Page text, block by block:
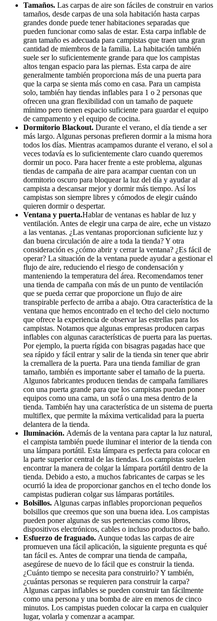
Tamaños. Las carpas de aire son fáciles de construir en varios
tamaños, desde carpas de una sola habitación hasta carpas
grandes donde puede tener habitaciones separadas que
pueden funcionar como salas de estar. Esta carpa inflable de
gran tamaño es adecuada para campistas que traen una gran
cantidad de miembros de la familia. La habitación también
suele ser lo suficientemente grande para que los campistas
altos tengan espacio para las piernas. Esta carpa de aire
generalmente también proporciona más de una puerta para
que la carpa se sienta más como en casa. Para un campista
solo, también hay tiendas inflables para 1 o 2 personas que
ofrecen una gran flexibilidad con un tamaño de paquete
mínimo pero tienen espacio suficiente para guardar el equipo
de campamento y el equipo de cocina.
Dormitorio Blackout. Durante el verano, el día tiende a ser
más largo. Algunas personas prefieren dormir a la misma hora
todos los días. Mientras acampamos durante el verano, el sol a
veces todavía es lo suficientemente claro cuando queremos
dormir un poco. Para hacer frente a este problema, algunas
tiendas de campaña de aire para acampar cuentan con un
dormitorio oscuro para bloquear la luz del día y ayudar al
campista a descansar mejor y dormir más tiempo. Así los
campistas son siempre libres y cómodos de elegir cuándo
quieren dormir o despertar.
Ventana y puerta.Hablar de ventanas es hablar de luz y
ventilación. Antes de elegir una carpa de aire, eche un vistazo
a las ventanas. ¿Las ventanas proporcionan suficiente luz y
dan buena circulación de aire a toda la tienda? Y otra
consideración es ¿cómo abrir y cerrar la ventana? ¿Es fácil de
operar? La situación de la ventana puede ayudar a gestionar el
flujo de aire, reduciendo el riesgo de condensación y
manteniendo la temperatura del área. Recomendamos tener
una tienda de campaña con más de un punto de ventilación
que se pueda cerrar que proporcione un flujo de aire
transpirable perfecto de arriba a abajo. Otra característica de la
ventana que hemos encontrado en el techo del cielo nocturno
que ofrece la experiencia de observar las estrellas para los
campistas. Notamos que algunas empresas producen carpas
inflables con algunas características de puerta para las puertas.
Por ejemplo, la puerta rígida con bisagras pagadas hace que
sea rápido y fácil entrar y salir de la tienda sin tener que abrir
la cremallera de la puerta. Para una tienda familiar de gran
tamaño, también es importante saber el tamaño de la puerta.
Algunos fabricantes producen tiendas de campaña familiares
con una puerta grande para que los campistas puedan poner
equipos como una cama, un sofá o una mesa dentro de la
tienda. También hay una característica de un sistema de puerta
multiflex, que permite la máxima verticalidad para la puerta
delantera de la tienda.
Iluminación. Además de la ventana para captar la luz natural,
el campista también puede iluminar el interior de la tienda con
una lámpara portátil. Esta lámpara es perfecta para colocar en
la parte superior central de las tiendas. Los campistas suelen
encontrar la manera de colgar la lámpara portátil dentro de la
tienda. Debido a esto, a muchos fabricantes de carpas se les
ocurrió la idea de proporcionar ganchos en el techo donde los
campistas pudieran colgar sus lámparas portátiles.
Bolsillos. Algunas carpas inflables proporcionan pequeños
bolsillos que creemos que son una buena idea. Los campistas
pueden poner algunas de sus pertenencias como libros,
dispositivos electrónicos, cables o incluso productos de baño.
Esfuerzo de fraguado. Aunque todas las carpas de aire
promueven una fácil aplicación, la siguiente pregunta es qué
tan fácil es. Antes de comprar una tienda de campaña,
asegúrese de nuevo de lo fácil que es construir la tienda.
¿Cuánto tiempo se necesita para construirlo? Y también,
¿cuántas personas se requieren para construir la carpa?
Algunas carpas inflables se pueden construir tan fácilmente
como una persona y una bomba de aire en menos de cinco
minutos. Los campistas pueden colocar la carpa en cualquier
lugar, volarla y comenzar a acampar.